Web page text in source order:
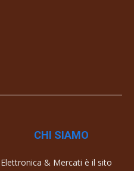
CHI SIAMO
Elettronica & Mercati è il sito